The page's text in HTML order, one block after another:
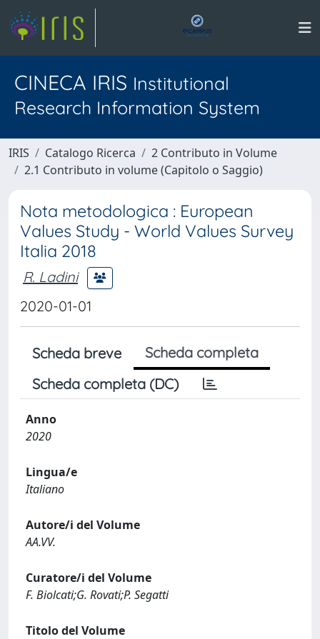
CINECA IRIS Institutional
Research Information System
IRIS Catalogo Ricerca
2 Contributo in Volume
2.1 Contributo in volume (Capitolo o Saggio)
Nota metodologica : European
Values Study - World Values Survey
Italia 2018
R. Ladini
2020-01-01
Scheda breve
Scheda completa
Scheda completa (DC)
Anno
2020
Lingua/e
Italiano
Autore/i del Volume
AA.VV.
Curatore/i del Volume
F. Biolcati;G. Rovati;P. Segatti
Titolo del Volume